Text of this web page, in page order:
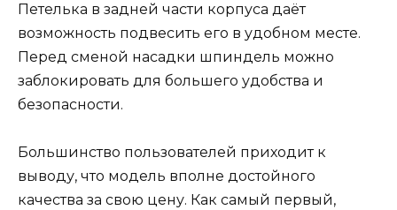
Петелька в задней части корпуса даёт
возможность подвесить его в удобном месте.
Перед сменой насадки шпиндель можно
заблокировать для большего удобства и
безопасности.
Большинство пользователей приходит к
выводу, что модель вполне достойного
качества за свою цену. Как самый первый,